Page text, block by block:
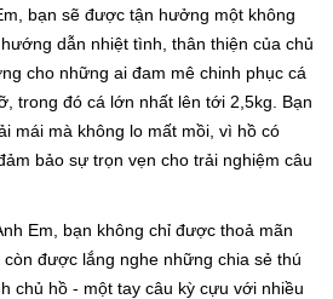
bạn sẽ được tận hưởng một không
dẫn nhiệt tình, thân thiện của chủ
cho những ai đam mê chinh phục cá
trong đó cá lớn nhất lên tới 2,5kg. Bạn
mái mà không lo mất mồi, vì hồ có
bảo sự trọn vẹn cho trải nghiệm câu
Em, bạn không chỉ được thoả mãn
được lắng nghe những chia sẻ thú
chủ hồ - một tay câu kỳ cựu với nhiều